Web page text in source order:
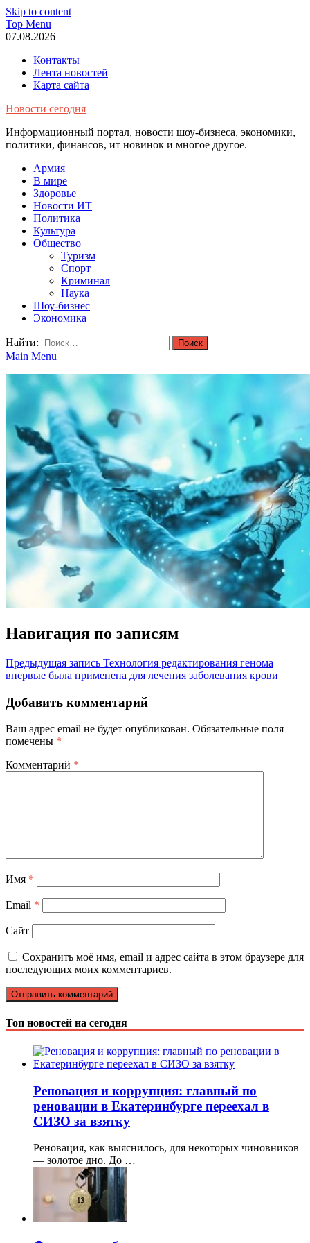
Skip to content
Top Menu
07.08.2026
Контакты
Лента новостей
Карта сайта
Новости сегодня
Информационный портал, новости шоу-бизнеса, экономики,
политики, финансов, ит новинок и многое другое.
Армия
В мире
Здоровье
Новости ИТ
Политика
Культура
Общество
Туризм
Спорт
Криминал
Наука
Шоу-бизнес
Экономика
Найти:
Main Menu
Навигация по записям
Предыдущая запись Технология редактирования генома
впервые была применена для лечения заболевания крови
Добавить комментарий
Ваш адрес email не будет опубликован. Обязательные поля
помечены *
Комментарий *
Имя *
Email *
Сайт
Сохранить моё имя, email и адрес сайта в этом браузере для
последующих моих комментариев.
Топ новостей на сегодня
Реновация и коррупция: главный по
реновации в Екатеринбурге переехал в
СИЗО за взятку
Реновация, как выяснилось, для некоторых чиновников
— золотое дно. До …